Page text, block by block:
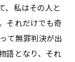
、私はその人と
それだけでも奇
て無罪判決が出
語となり、それ